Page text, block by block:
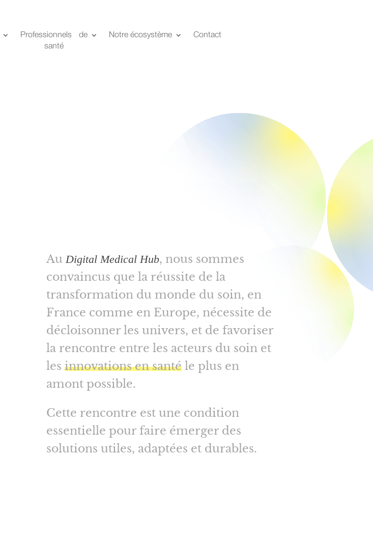
Professionnels de
santé
Notre écosystème Contact
Au Digital Medical Hub, nous sommes
convaincus que la réussite de la
transformation du monde du soin, en
France comme en Europe, nécessite de
décloisonner les univers, et de favoriser
la rencontre entre les acteurs du soin et
les innovations en santéle plus en
amont possible.
Cette rencontre est une condition
essentielle pour faire émerger des
solutions utiles, adaptées et durables.